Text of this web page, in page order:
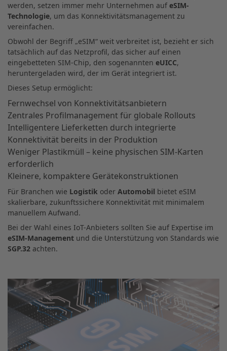
werden, setzen immer mehr Unternehmen auf eSIM-
Technologie, um das Konnektivitätsmanagement zu
vereinfachen.
Obwohl der Begriff „eSIM“ weit verbreitet ist, bezieht er sich
tatsächlich auf das Netzprofil, das sicher auf einen
eingebetteten SIM-Chip, den sogenannten eUICC,
heruntergeladen wird, der im Gerät integriert ist.
Dieses Setup ermöglicht:
Fernwechsel von Konnektivitätsanbietern
Zentrales Profilmanagement für globale Rollouts
Intelligentere Lieferketten durch integrierte
Konnektivität bereits in der Produktion
Weniger Plastikmüll – keine physischen SIM-Karten
erforderlich
Kleinere, kompaktere Gerätekonstruktionen
Für Branchen wie Logistik oder Automobil bietet eSIM
skalierbare, zukunftssichere Konnektivität mit minimalem
manuellem Aufwand.
Bei der Wahl eines IoT-Anbieters sollten Sie auf Expertise im
eSIM-Management und die Unterstützung von Standards wie
SGP.32 achten.